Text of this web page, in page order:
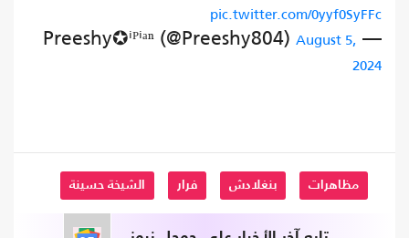
pic.twitter.com/0yyf0SyFFc
— Preeshy✪ⁱᴾⁱᵃⁿ (@Preeshy804)
August 5,
2024
مظاهرات بنغلادش فرار الشيخة حسينة